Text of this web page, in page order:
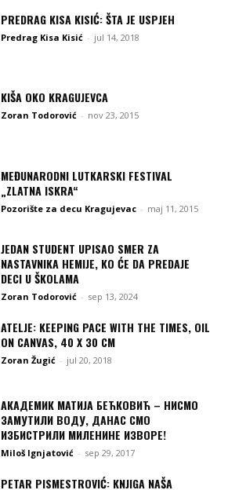
PREDRAG KISA KISIĆ: ŠTA JE USPJEH
Predrag Kisa Kisić - jul 14, 2018
KIŠA OKO KRAGUJEVCA
Zoran Todorović - nov 23, 2015
MEĐUNARODNI LUTKARSKI FESTIVAL
„ZLATNA ISKRA“
Pozorište za decu Kragujevac - maj 11, 2015
JEDAN STUDENT UPISAO SMER ZA
NASTAVNIKA HEMIJE, KO ĆE DA PREDAJE
DECI U ŠKOLAMA
Zoran Todorović - sep 13, 2024
ATELJE: KEEPING PACE WITH THE TIMES, OIL
ON CANVAS, 40 X 30 CM
Zoran Žugić - jul 20, 2018
АКАДЕМИК МАТИЈА БЕЋКОВИЋ – НИСМО
ЗАМУТИЛИ ВОДУ, ДАНАС СМО
ИЗБИСТРИЛИ МИЛЕНИНЕ ИЗВОРЕ!
Miloš Ignjatović - sep 29, 2017
PETAR PISMESTROVIĆ: KNJIGA NAŠA